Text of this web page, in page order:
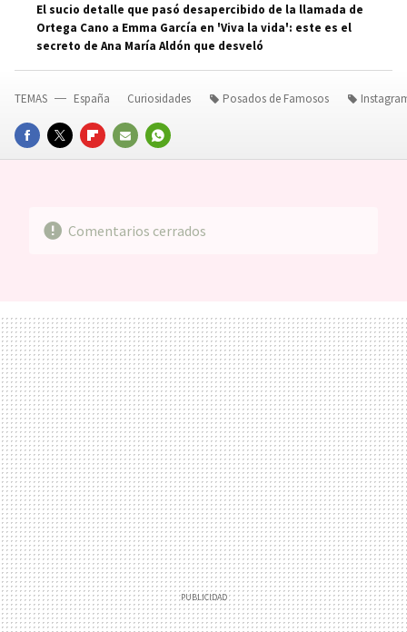
El sucio detalle que pasó desapercibido de la llamada de
Ortega Cano a Emma García en 'Viva la vida': este es el
secreto de Ana María Aldón que desveló
FACEBOOKTWITTERFLIPBOARD
E-
WHATSAPP
TEMAS España Curiosidades Posados de Famosos
Comentarios cerrados